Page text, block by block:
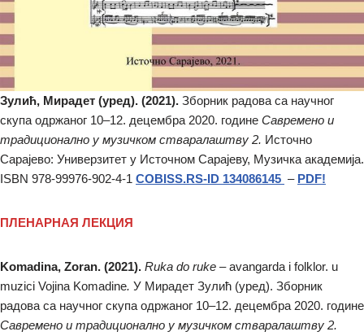
Зулић, Мирадет (уред). (2021). Зборник радова са научног
скупа одржаног 10–12. децембра 2020. године Савремено и
традиционално у музичком стваралаштву 2. Источно
Сарајево: Универзитет у Источном Сарајеву, Музичка академија.
ISBN 978-99976-902-4-1 COBISS.RS-ID 134086145 – PDF!
ПЛЕНАРНАЯ ЛЕКЦИЯ
Komadina, Zoran. (2021). Ruka do ruke – avangarda i folklor. u
muzici Vojina Komadine. У Мирадет Зулић (уред). Зборник
радова са научног скупа одржаног 10–12. децембра 2020. године
Савремено и традиционално у музичком стваралаштву 2.